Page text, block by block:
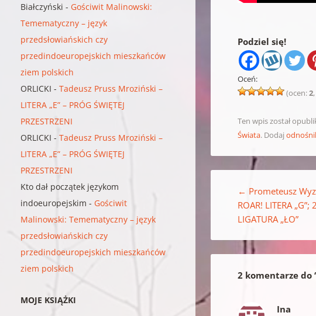
Podziel się!
Oceń:
(ocen:2
Ten wpis został
Świata. Dodaj
← Prometeusz
ROAR! LITERA
LIGATURA „ŁO”
2 komentarze do
Ina
Białczyński - Gościwit Malinowski:
Temematyczny – język
przedsłowiańskich czy
przedindoeuropejskich mieszkańców
ziem polskich
ORLICKI -Tadeusz Pruss Mroziński –
LITERA „E” – PRÓG ŚWIĘTEJ
PRZESTRZENI
ORLICKI -Tadeusz Pruss Mroziński –
LITERA „E” – PRÓG ŚWIĘTEJ
PRZESTRZENI
Kto dał początek językom
indoeuropejskim - Gościwit
Malinowski: Temematyczny – język
przedsłowiańskich czy
przedindoeuropejskich mieszkańców
ziem polskich
MOJE KSIĄŻKI